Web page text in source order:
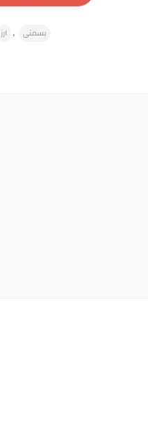
ارز , بسمتى